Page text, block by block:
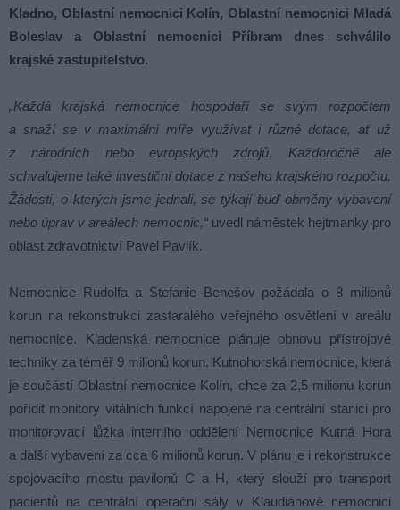
Kladno, Oblastní nemocnici Kolín, Oblastní nemocnici Mladá
Boleslav a Oblastní nemocnici Příbram dnes schválilo
krajské zastupitelstvo.
„Každá krajská nemocnice hospodaří se svým rozpočtem
a snaží se v maximální míře využívat i různé dotace, ať už
z národních nebo evropských zdrojů. Každoročně ale
schvalujeme také investiční dotace z našeho krajského rozpočtu.
Žádosti, o kterých jsme jednali, se týkají buď obměny vybavení
nebo úprav v areálech nemocnic,“ uvedl náměstek hejtmanky pro
oblast zdravotnictví Pavel Pavlík.
Nemocnice Rudolfa a Stefanie Benešov požádala o 8 milionů
korun na rekonstrukci zastaralého veřejného osvětlení v areálu
nemocnice. Kladenská nemocnice plánuje obnovu přístrojové
techniky za téměř 9 milionů korun. Kutnohorská nemocnice, která
je součástí Oblastní nemocnice Kolín, chce za 2,5 milionu korun
pořídit monitory vitálních funkcí napojené na centrální stanici pro
monitorovací lůžka interního oddělení Nemocnice Kutná Hora
a další vybavení za cca 6 milionů korun. V plánu je i rekonstrukce
spojovacího mostu pavilonů C a H, který slouží pro transport
pacientů na centrální operační sály v Klaudiánově nemocnici